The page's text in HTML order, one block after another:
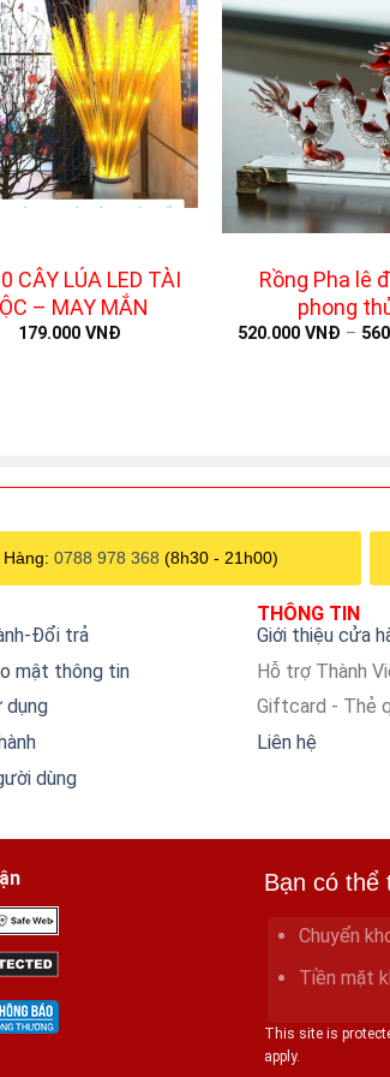
CÂY LÚA LED TÀI
– MAY MẮN
179.000 VNĐ
Rồng Pha lê
phong
520.000VNĐ –
0788 978 368 (8h30 - 21h00)
Đổi trả
mật thông tin
dụng
dùng
THÔNG TIN
Giới thiệu cửa
Hỗ trợ Thành
Giftcard - Thẻ
Liên hệ
Bạn có thể
Chuyển
Tiền mặt
This site is
apply.